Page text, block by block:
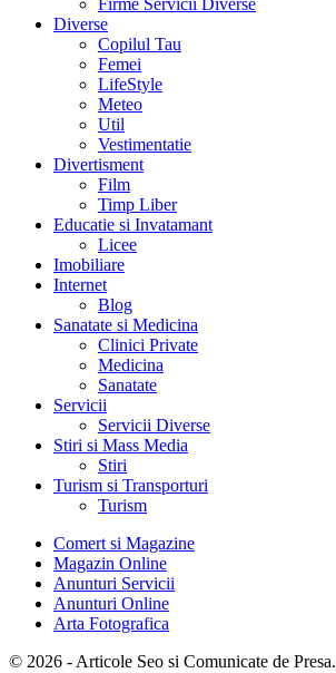
Diverse
Copilul Tau
Femei
LifeStyle
Meteo
Util
Vestimentatie
Divertisment
Film
Timp Liber
Educatie si Invatamant
Licee
Imobiliare
Internet
Blog
Sanatate si Medicina
Clinici Private
Medicina
Sanatate
Servicii
Servicii Diverse
Stiri si Mass Media
Stiri
Turism si Transporturi
Turism
Comert si Magazine
Magazin Online
Anunturi Servicii
Anunturi Online
Arta Fotografica
© 2026 - Articole Seo si Comunicate de Presa.